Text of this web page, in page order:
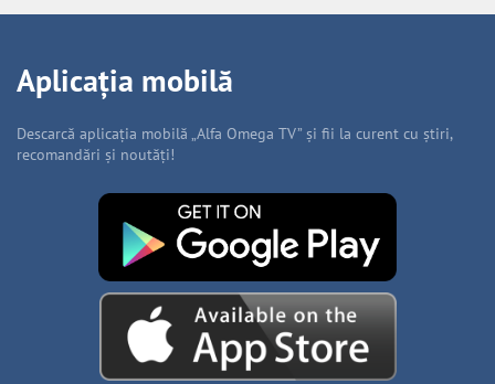
Aplicația mobilă
Descarcă aplicația mobilă „Alfa Omega TV” și fii la curent cu știri,
recomandări și noutăți!